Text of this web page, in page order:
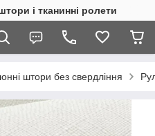
і тканинні ролети
штори без свердління